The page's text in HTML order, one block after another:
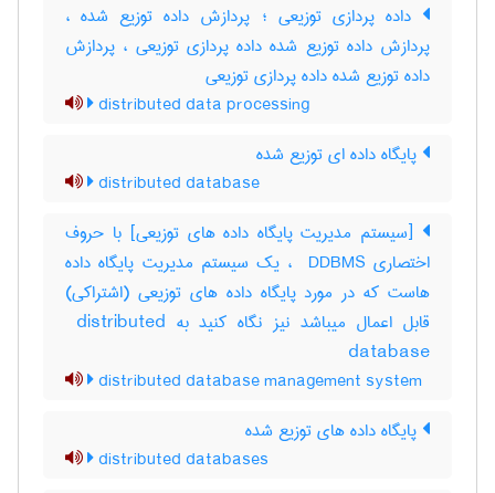
داده پردازی توزیعی ؛ پردازش داده توزیع شده ،
پردازش داده توزیع شده داده پردازی توزیعی ، پردازش
داده توزیع شده داده پردازی توزیعی
distributed data processing
پایگاه داده ای توزیع شده
distributed database
[سیستم مدیریت پایگاه داده های توزیعی] با حروف
اختصاری ‎ DDBMS ، یک سیستم مدیریت پایگاه داده
هاست که در مورد پایگاه داده های توزیعی (اشتراکی)
قابل اعمال میباشد نیز نگاه کنید به ‎ distributed
database
distributed database management system
پایگاه داده های توزیع شده
distributed databases